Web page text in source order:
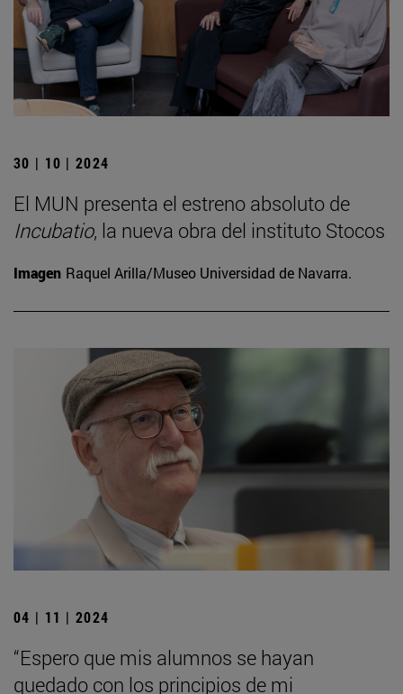
30 | 10 | 2024
El MUN presenta el estreno absoluto de
Incubatio, la nueva obra del instituto Stocos
Imagen Raquel Arilla/Museo Universidad de Navarra.
04 | 11 | 2024
“Espero que mis alumnos se hayan
quedado con los principios de mi